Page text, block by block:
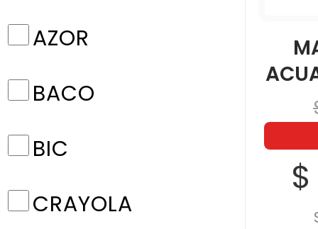
AZOR
BACO
BIC
CRAYOLA